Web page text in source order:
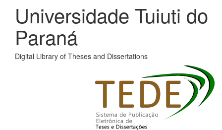
Universidade Tuiuti do
Paraná
Digital Library of Theses and Dissertations